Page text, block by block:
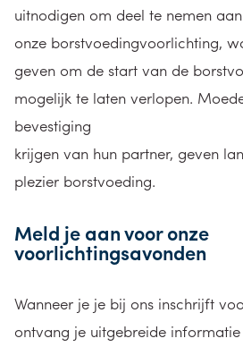
uitnodigen om deel te nemen aan
onze borstvoedingvoorlichting,
geven om de start van de
mogelijk te laten verlopen.
bevestiging
krijgen van hun partner, geven
plezier borstvoeding.
Meld je aan voor onze
voorlichtingsavonden
Wanneer je je bij ons inschrijft
ontvang je uitgebreide